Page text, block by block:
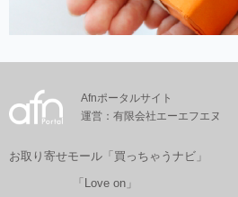
Afnポータルサイト
運営：有限会社エーエフエヌ
お取り寄せモール「買っちゃうナビ」
「Love on」